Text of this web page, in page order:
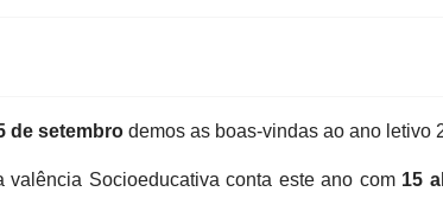
de setembro demos as boas-vindas ao ano letivo
valência Socioeducativa conta este ano com 15